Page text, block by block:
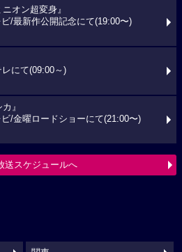
オン超変身』
/最新作公開記念にて(19:00〜)
にて(09:00～)
』
/金曜ロードショーにて(21:00〜)
送スケジュールへ